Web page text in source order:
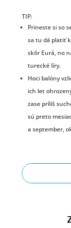
TIP:
Prineste si so
sa tu dá platiť
skôr Eurá, no
turecké líry.
Hoci balóny
ich let
zase príliš
sú preto
a september,